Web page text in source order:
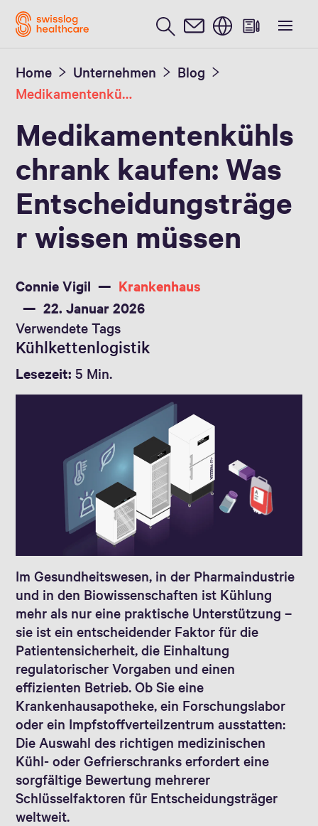
Englisch / English
Home Unternehmen
Blog
Medikamentenkühlschrank kaufen: Was Entscheidungsträger wissen müssen
Medikamentenkühls
chrank kaufen: Was
Entscheidungsträge
r wissen müssen
Connie Vigil
22. Januar 2026
Krankenhaus
Lesezeit: 5 Min.
Im Gesundheitswesen, in der Pharmaindustrie
und in den Biowissenschaften ist Kühlung
mehr als nur eine praktische Unterstützung –
sie ist ein entscheidender Faktor für die
Patientensicherheit, die Einhaltung
regulatorischer Vorgaben und einen
effizienten Betrieb. Ob Sie eine
Krankenhausapotheke, ein Forschungslabor
oder ein Impfstoffverteilzentrum ausstatten:
Die Auswahl des richtigen medizinischen
Kühl- oder Gefrierschranks erfordert eine
sorgfältige Bewertung mehrerer
Schlüsselfaktoren für Entscheidungsträger
weltweit.
Verwendete Tags
Kühlkettenlogistik